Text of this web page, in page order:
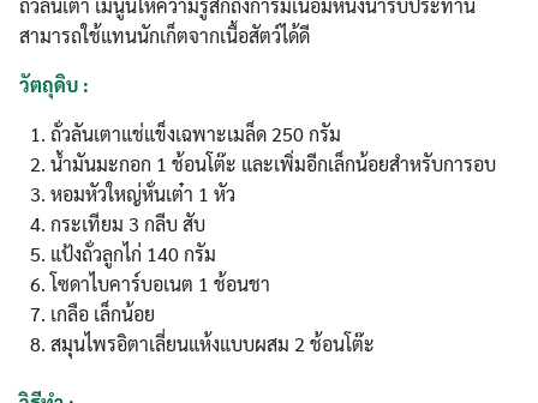
ถั่วลันเตา เมนูนี้ให้ความรู้สึกถึงการมีเนื้อมีหนังน่ารับประทาน
สามารถใช้แทนนักเก็ตจากเนื้อสัตว์ได้ดี
วัตถุดิบ :
ถั่วลันเตาแช่แข็งเฉพาะเมล็ด 250 กรัม
น้ำมันมะกอก 1 ช้อนโต๊ะ และเพิ่มอีกเล็กน้อยสำหรับการอบ
หอมหัวใหญ่หั่นเต๋า 1 หัว
กระเทียม 3 กลีบ สับ
แป้งถั่วลูกไก่ 140 กรัม
โซดาไบคาร์บอเนต 1 ช้อนชา
เกลือ เล็กน้อย
สมุนไพรอิตาเลี่ยนแห้งแบบผสม 2 ช้อนโต๊ะ